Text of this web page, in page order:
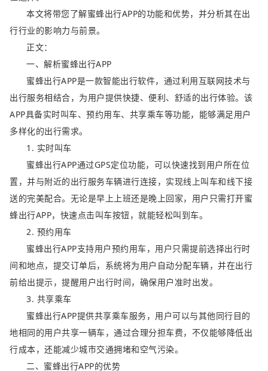
本文将带您了解蜜蜂出行APP的功能和优势，并分析其在出
行行业的影响力与前景。
正文：
一、解析蜜蜂出行APP
蜜蜂出行APP是一款智能出行软件，通过利用互联网技术与
出行服务相结合，为用户提供快捷、便利、舒适的出行体验。该
APP具备实时叫车、预约用车、共享乘车等功能，能够满足用户
多样化的出行需求。
1. 实时叫车
蜜蜂出行APP通过GPS定位功能，可以快速找到用户所在位
置，并与附近的出行服务车辆进行连接，实现线上叫车和线下接
送的完美配合。无论是早上上班还是晚上回家，用户只需打开蜜
蜂出行APP，快速点击叫车按钮，就能轻松叫到车。
2. 预约用车
蜜蜂出行APP支持用户预约用车，用户只需提前选择出行时
间和地点，提交订单后，系统将为用户自动分配车辆，并在出行
前给出提示，提醒用户出行时间，确保用户准时出发。
3. 共享乘车
蜜蜂出行APP提供共享乘车服务，用户可以与其他同行目的
地相同的用户共享一辆车，通过合理分担车费，不仅能够降低出
行成本，还能减少城市交通拥堵和空气污染。
二、蜜蜂出行APP的优势